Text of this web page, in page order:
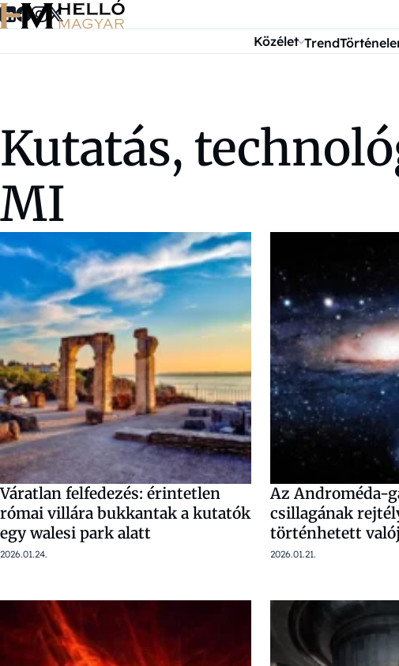
Ugrás a tartalomra
Közélet Trend
Kutatás,
MI
Váratlan felfedezés: érintetlen
római villára bukkantak a kutatók
egy walesi park alatt
2026.01.24.
Az Androméda-
csillagának
történhetett
2026.01.21.